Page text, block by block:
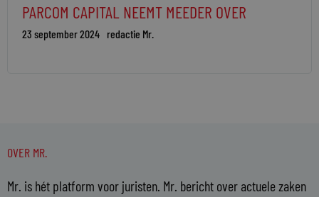
PARCOM CAPITAL NEEMT MEEDER OVER
23 september 2024 redactie Mr.
OVER MR.
Mr. is hét platform voor juristen. Mr. bericht over actuele zaken